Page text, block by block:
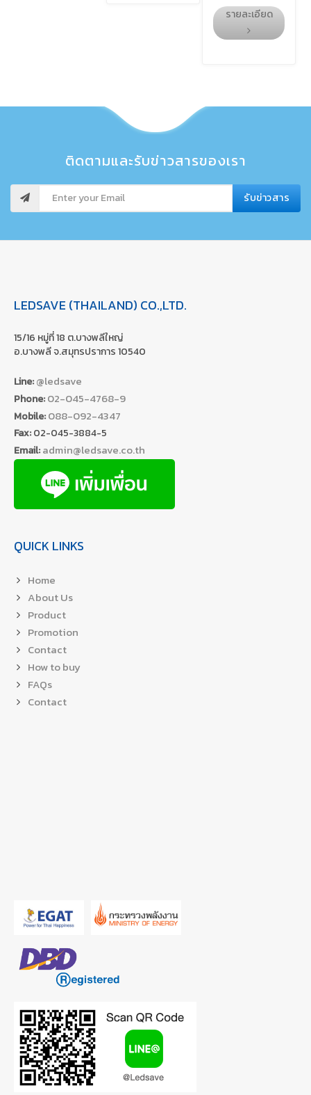
รายละเอียด
ติดตามและรับข่าวสารของเรา
รับข่าวสาร
LEDSAVE (THAILAND) CO.,LTD.
15/16 หมู่ที่ 18 ต.บางพลีใหญ่
อ.บางพลี จ.สมุทรปราการ 10540
Line:@ledsave
Phone:02-045-4768-9
Mobile:088-092-4347
Fax:02-045-3884-5
Email:admin@ledsave.co.th
QUICK LINKS
Home
About Us
Product
Promotion
Contact
How to buy
FAQs
Contact